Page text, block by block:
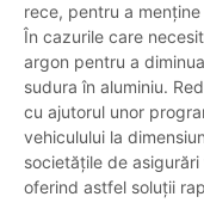
rece, pentru a
În cazurile care
argon pentru a
sudura în aluminiu.
cu ajutorul unor
vehiculului la
societățile de
oferind astfel soluții